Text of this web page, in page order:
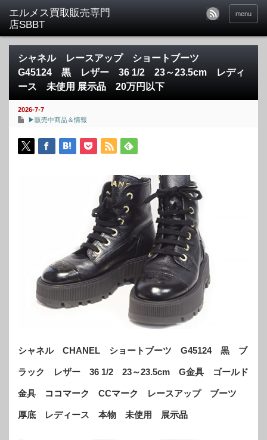
menu
シャネル レースアップ ショートブーツ
G45124 黒 レザー 36 1/2 23～23.5cm レディ
ース 未使用 展示品 20万円以下
2026-7-7
▶販売中商品＆情報
シャネル CHANEL ショートブーツ G45124 黒 ブ
ラック レザー 36 1/2 23～23.5cm G金具 ゴールド
金具 ココマーク CCマーク レースアップ ブーツ
厚底 レディース 本物 未使用 展示品